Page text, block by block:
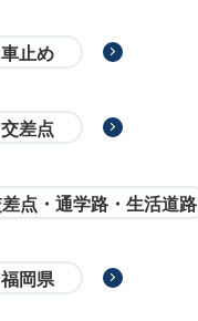
車止め
交差点
点・通学路・生活道路
福岡県